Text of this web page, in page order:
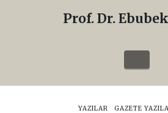
Sifil
Prof. Dr.
HOME
YAZILAR GAZETE